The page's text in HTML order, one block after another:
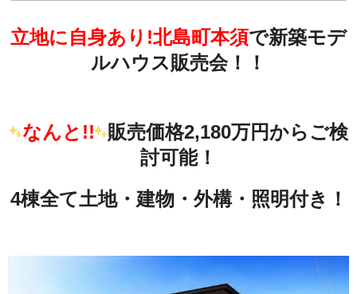
立地に自身あり!北島町本須で新築モデ
ルハウス販売会！！
なんと!!
販売価格2,180万円からご検
討可能！
4棟全て土地・建物・外構・照明付き！